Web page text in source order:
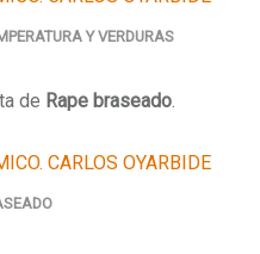
Y VERDURAS
de Rape braseado.